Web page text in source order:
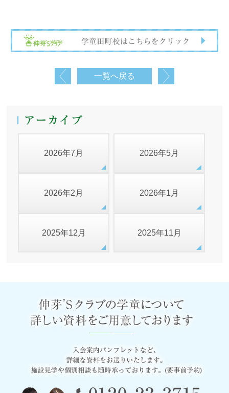
一覧へ戻る
2026年7月 2026年5月
2026年2月 2026年1月
2025年12月 2025年11月